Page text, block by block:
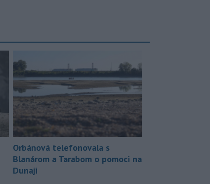
Orbánová telefonovala s
Blanárom a Tarabom o pomoci na
Dunaji